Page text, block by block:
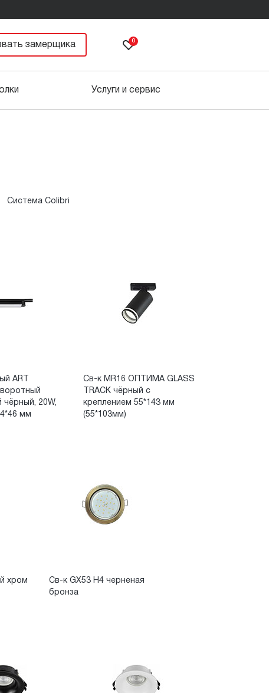
замерщика 0
Услуги и сервис
Система Colibri
ART
20W,
мм
Св-к MR16 ОПТИМА GLASS
TRACK чёрный c
креплением 55*143 мм
(55*103мм)
хром
Св-к GX53 H4 черненая
бронза